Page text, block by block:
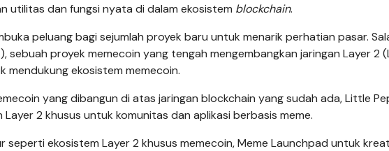
utilitas dan fungsi nyata di dalam ekosistem blockchain.
peluang bagi sejumlah proyek baru untuk menarik perhatian pasar.
sebuah proyek memecoin yang tengah mengembangkan jaringan Layer 2
mendukung ekosistem memecoin.
yang dibangun di atas jaringan blockchain yang sudah ada, Little
2 khusus untuk komunitas dan aplikasi berbasis meme.
seperti ekosistem Layer 2 khusus memecoin, Meme Launchpad untuk